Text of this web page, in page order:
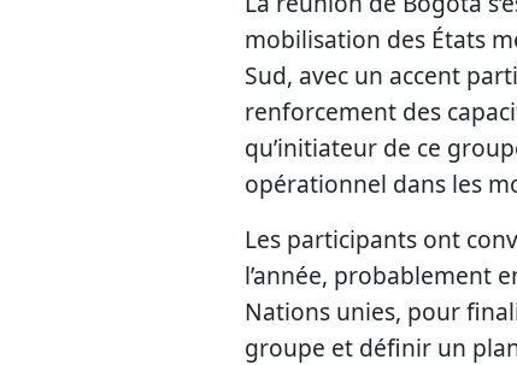
mobilisation des États
Sud, avec un accent
renforcement des
qu’initiateur de ce
opérationnel dans les
Les participants ont
l’année, probablement
Nations unies, pour
groupe et définir un